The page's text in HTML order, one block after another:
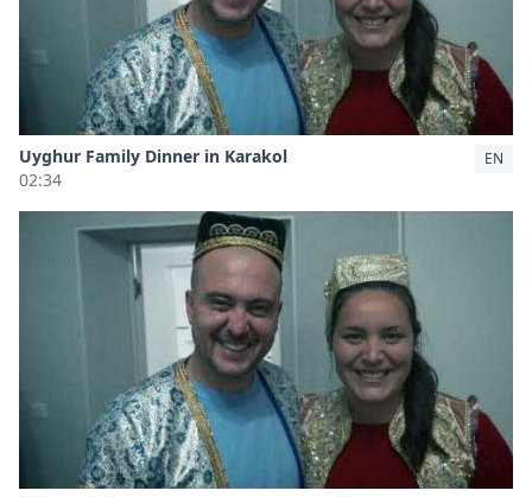
Uyghur Family Dinner in Karakol
02:34
EN